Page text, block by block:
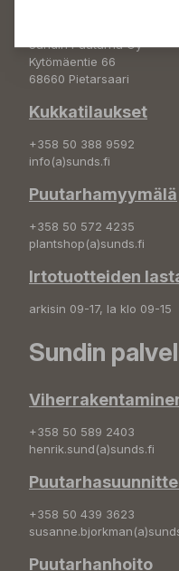
Sundin Puutarha Oy
Kytömäentie 66
68660 Pietarsaari
Kukkatilaukset
+358 50 388 9592
info(a)sunds.fi
Puutarhamyymälä
+358 50 572 4235
plantshop(a)sunds.fi
Irtotuotteiden
arkisin 09-17, la klo 09-15
Sundin
+358 50 589 2403
henrik.sund(a)sunds.fi
+358 50 439 3623
Puutarhanhoito